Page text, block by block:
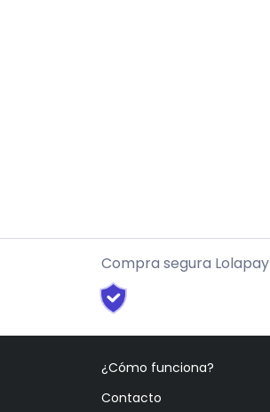
Compra segura Lolapay
¿Cómo funciona?
Contacto